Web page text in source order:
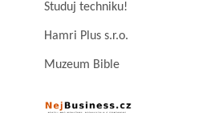
Studuj techniku!
Hamri Plus s.r.o.
Muzeum Bible